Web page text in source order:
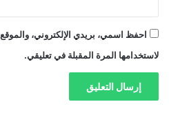
احفظ اسمي، بريدي الإلكتروني،
لاستخدامها المرة المقبلة في تعليقي.